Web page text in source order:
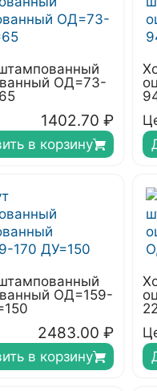
ОД=73-
1402.70 ₽
в корзину
ОД=159-
2483.00 ₽
в корзину